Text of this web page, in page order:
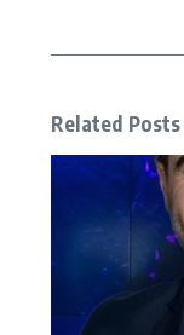
Related Posts